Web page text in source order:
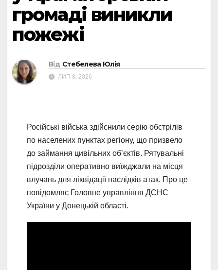
громаді виникли
пожежі
Від Стебелева Юлія
ЛИП 8, 2026
Російські війська здійснили серію обстрілів
по населених пунктах регіону, що призвело
до займання цивільних об’єктів. Рятувальні
підрозділи оперативно виїжджали на місця
влучань для ліквідації наслідків атак. Про це
повідомляє Головне управління ДСНС
України у Донецькій області.